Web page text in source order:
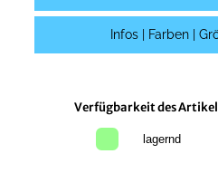
Infos | Farben |
Verfügbarkeit des
lagernd